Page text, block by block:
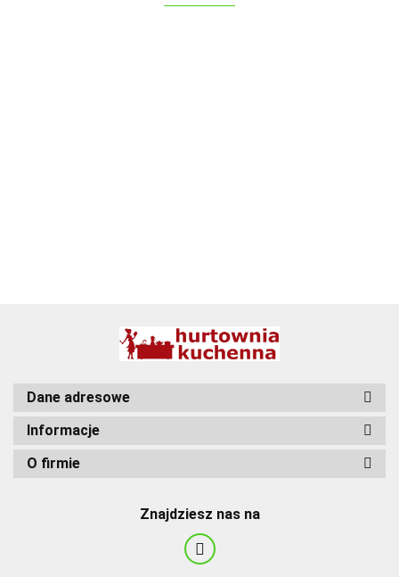
Dane adresowe
Informacje
O firmie
Znajdziesz nas na